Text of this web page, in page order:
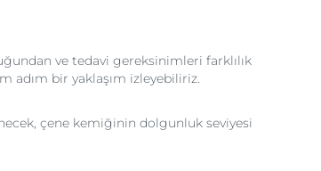
ve tedavi gereksinimleri farklılık
adım bir yaklaşım izleyebiliriz.
çene kemiğinin dolgunluk seviyesi